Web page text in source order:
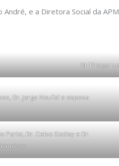
e a Diretora Social da
Dr Thiago
Dr. Jorge Naufal e esposa
Parisi, Dr. Celso Godoy e Dr.